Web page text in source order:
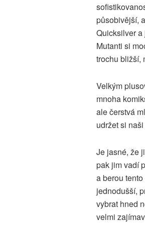
působivější,
Quicksilver a
Mutanti si
trochu bližší,
Velkým
mnoha
ale čerstvá
udržet si
Je jasné, že
pak jim vadí
a berou
jednodušší,
vybrat hned
velmi